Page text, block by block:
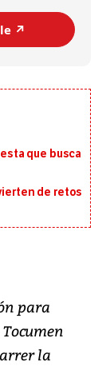
↗️
que busca
de retos
para
la